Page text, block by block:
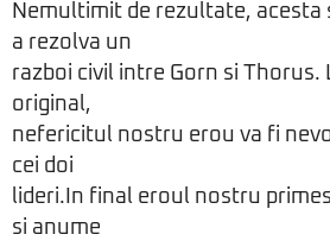
Nemultimit de rezultate, acesta
a rezolva un
razboi civil intre Gorn si Thorus.
original,
nefericitul nostru erou va fi
cei doi
lideri.In final eroul nostru
si anume